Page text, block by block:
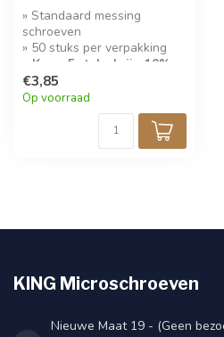
» Standaard messing
schroeven
» 50 stuks per verpakking
» Koop 5 stuks krijg 10%
korting!
€3,85
Op voorraad
KING Microschroeven
Nieuwe Maat 19 - (Geen